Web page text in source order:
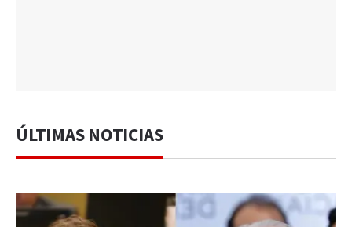
ÚLTIMAS NOTICIAS